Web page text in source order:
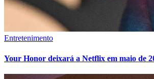
Entretenimento
Your Honor deixará a Netflix em maio de